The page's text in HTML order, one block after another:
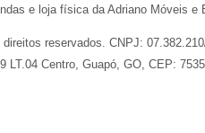
e loja física da Adriano Móveis
reservados. CNPJ:
LT.04 Centro, Guapó, GO, CEP: